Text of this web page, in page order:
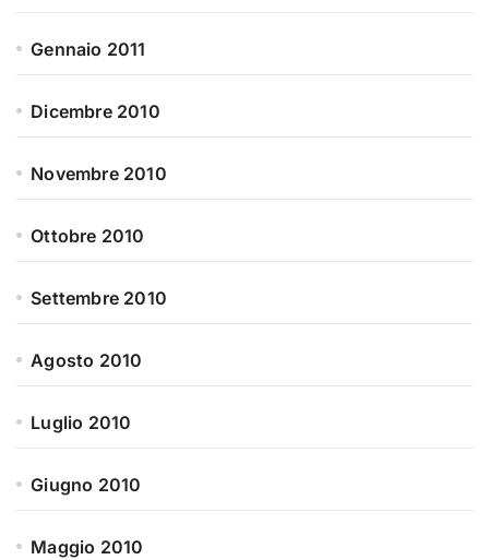
Gennaio 2011
Dicembre 2010
Novembre 2010
Ottobre 2010
Settembre 2010
Agosto 2010
Luglio 2010
Giugno 2010
Maggio 2010